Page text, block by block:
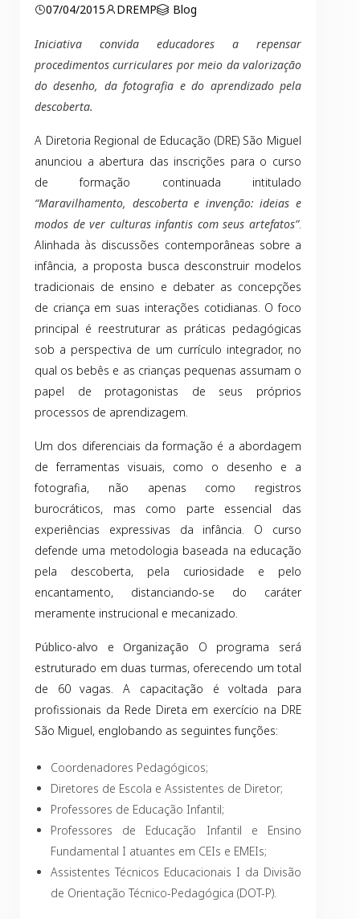
07/04/2015 DREMP Blog
Iniciativa convida educadores a repensar
procedimentos curriculares por meio da valorização
do desenho, da fotografia e do aprendizado pela
descoberta.
A Diretoria Regional de Educação (DRE) São Miguel
anunciou a abertura das inscrições para o curso
de formação continuada intitulado
“Maravilhamento, descoberta e invenção: ideias e
modos de ver culturas infantis com seus artefatos”.
Alinhada às discussões contemporâneas sobre a
infância, a proposta busca desconstruir modelos
tradicionais de ensino e debater as concepções
de criança em suas interações cotidianas. O foco
principal é reestruturar as práticas pedagógicas
sob a perspectiva de um currículo integrador, no
qual os bebês e as crianças pequenas assumam o
papel de protagonistas de seus próprios
processos de aprendizagem.
Um dos diferenciais da formação é a abordagem
de ferramentas visuais, como o desenho e a
fotografia, não apenas como registros
burocráticos, mas como parte essencial das
experiências expressivas da infância. O curso
defende uma metodologia baseada na educação
pela descoberta, pela curiosidade e pelo
encantamento, distanciando-se do caráter
meramente instrucional e mecanizado.
Público-alvo e Organização O programa será
estruturado em duas turmas, oferecendo um total
de 60 vagas. A capacitação é voltada para
profissionais da Rede Direta em exercício na DRE
São Miguel, englobando as seguintes funções:
Coordenadores Pedagógicos;
Diretores de Escola e Assistentes de Diretor;
Professores de Educação Infantil;
Professores de Educação Infantil e Ensino
Fundamental I atuantes em CEIs e EMEIs;
Assistentes Técnicos Educacionais I da Divisão
de Orientação Técnico-Pedagógica (DOT-P).